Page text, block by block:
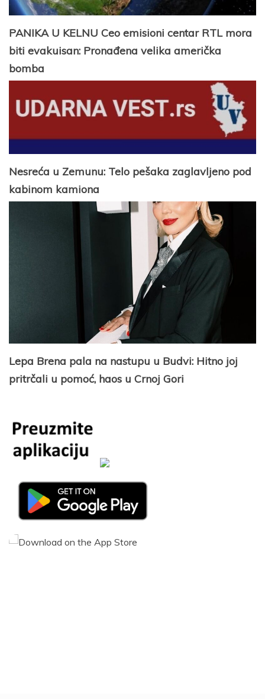
PANIKA U KELNU Ceo emisioni centar RTL mora
biti evakuisan: Pronađena velika američka
bomba
Nesreća u Zemunu: Telo pešaka zaglavljeno pod
kabinom kamiona
Lepa Brena pala na nastupu u Budvi: Hitno joj
pritrčali u pomoć, haos u Crnoj Gori